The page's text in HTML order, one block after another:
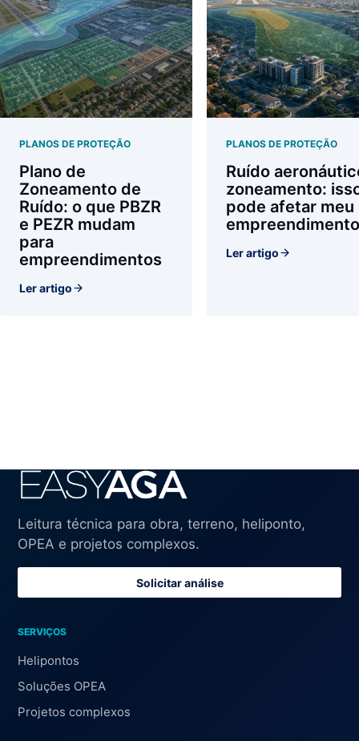
PLANOS DE PROTEÇÃO
Plano de
Zoneamento de
Ruído: o que PBZR
e PEZR mudam
para
empreendimentos
Ler artigo
PLANOS DE PROTEÇÃO
Ruído
zoneamento:
pode afetar meu
Ler artigo
Leitura técnica para obra, terreno, heliponto,
OPEA e projetos complexos.
Solicitar análise
SERVIÇOS
Helipontos
Soluções OPEA
Projetos complexos